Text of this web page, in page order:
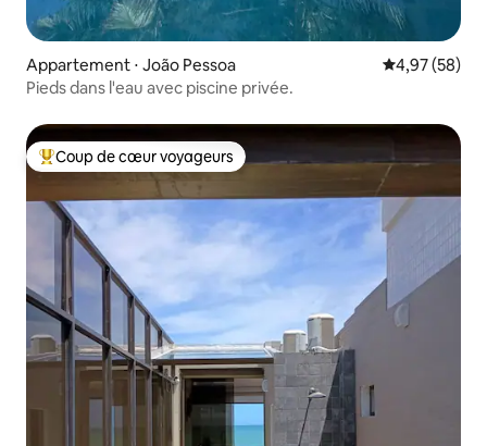
Appartement ⋅ João Pessoa Évaluation
4,97 (58)
Pieds dans l'eau avec piscine privée.
Coups de cœur voyageurs les plus appréciés
Coup de cœur voyageurs